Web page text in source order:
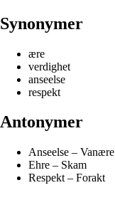
Synonymer
ære
verdighet
anseelse
respekt
Antonymer
Anseelse – Vanære
Ehre – Skam
Respekt – Forakt